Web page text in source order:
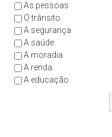
As pessoas
O trânsito
A segurança
A saúde
A moradia
A renda
A educação